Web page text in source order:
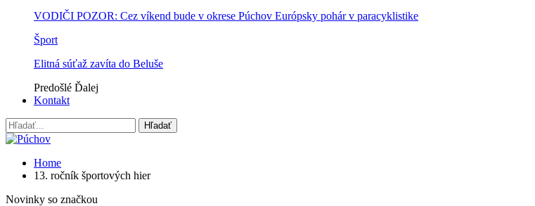
VODIČI POZOR: Cez víkend bude v okrese Púchov Európsky pohár v paracyklistike
Šport
Elitná súťaž zavíta do Beluše
Predošlé Ďalej
Kontakt
Home
13. ročník športových hier
Novinky so značkou